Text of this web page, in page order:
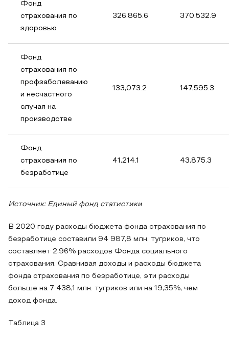
Фонд
страхования по
здоровью
326,865.6 370,532.9
Фонд
страхования по
профзаболеванию
и несчастного
случая на
производстве
133,073.2 147,595.3
Фонд
страхования по
безработице
41,214.1 43,875.3
Источник: Единый фонд статистики
В 2020 году расходы бюджета фонда страхования по
безработице составили 94 987,8 млн. тугриков, что
составляет 2,96% расходов Фонда социального
страхования. Сравнивая доходы и расходы бюджета
фонда страхования по безработице, эти расходы
больше на 7 438,1 млн. тугриков или на 19,35%, чем
доход фонда.
Таблица 3